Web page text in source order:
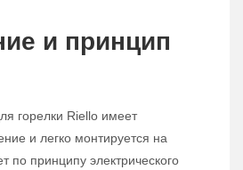
и принцип
горелки Riello имеет
и легко монтируется на
по принципу электрического